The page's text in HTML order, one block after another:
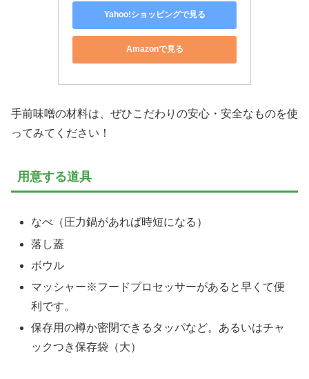
Yahoo!ショッピングで見る
Amazonで見る
手前味噌の材料は、ぜひこだわりの安心・安全なものを使
ってみてください！
用意する道具
なべ（圧力鍋があれば時短になる）
落し蓋
ボウル
マッシャー※フードプロセッサーがあると早くて便
利です。
保存用の樽か密閉できるタッパなど。あるいはチャ
ックつき保存袋（大）